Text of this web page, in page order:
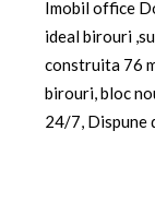
Imobil office
ideal birouri
construita 76
birouri, bloc
24/7, Dispune